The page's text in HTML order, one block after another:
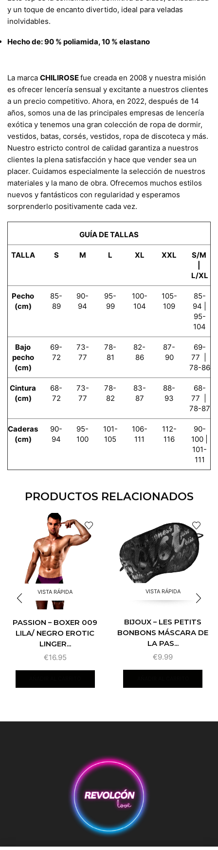
y un toque de encanto divertido, ideal para veladas
inolvidables.
Hecho de: 90 % poliamida, 10 % elastano
La marca CHILIROSEfue creada en 2008 y nuestra misión
es ofrecer lencería sensual y excitante a nuestros clientes
a un precio competitivo. Ahora, en 2022, después de 14
años, somos una de las principales empresas de lencería
exótica y tenemos una gran colección de ropa de dormir,
vestidos, batas, corsés, vestidos, ropa de discoteca y más.
Nuestro estricto control de calidad garantiza a nuestros
clientes la plena satisfacción y hace que vender sea un
placer. Cuidamos especialmente la selección de nuestros
materiales y la mano de obra. Ofrecemos muchos estilos
nuevos y fantásticos con regularidad y esperamos
sorprenderlo positivamente cada vez.
GUÍA DE TALLAS
TALLA S M L XL XXL
S/M
L/XL
Pecho
(cm)
85-
89
90-
94
95-
99
100-
104
105-
109
85-
94 |
95-
104
Bajo
pecho
(cm)
69-
72
73-
77
78-
81
82-
86
87-
90
69-
77 |
78-86
Cintura
(cm)
68-
72
73-
77
78-
82
83-
87
88-
93
68-
77 |
78-87
Caderas
(cm)
90-
94
95-
100
101-
105
106-
111
112-
116
90-
100 |
101-
111
PRODUCTOS RELACIONADOS
VISTA RÁPIDA
PASSION – BOXER 009
LILA/ NEGRO EROTIC
LINGER...
€16.95
VISTA RÁPIDA
BIJOUX – LES PETITS
BONBONS MÁSCARA DE
LA PAS...
€9.99